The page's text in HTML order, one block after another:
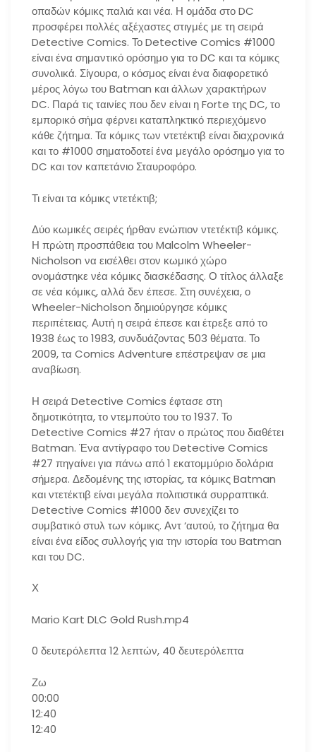
οπαδών κόμικς παλιά και νέα. Η ομάδα στο DC
προσφέρει πολλές αξέχαστες στιγμές με τη σειρά
Detective Comics. Το Detective Comics #1000
είναι ένα σημαντικό ορόσημο για το DC και τα κόμικς
συνολικά. Σίγουρα, ο κόσμος είναι ένα διαφορετικό
μέρος λόγω του Batman και άλλων χαρακτήρων
DC. Παρά τις ταινίες που δεν είναι η Forte της DC, το
εμπορικό σήμα φέρνει καταπληκτικό περιεχόμενο
κάθε ζήτημα. Τα κόμικς των ντετέκτιβ είναι διαχρονικά
και το #1000 σηματοδοτεί ένα μεγάλο ορόσημο για το
DC και τον καπετάνιο Σταυροφόρο.
Τι είναι τα κόμικς ντετέκτιβ;
Δύο κωμικές σειρές ήρθαν ενώπιον ντετέκτιβ κόμικς.
Η πρώτη προσπάθεια του Malcolm Wheeler-
Nicholson να εισέλθει στον κωμικό χώρο
ονομάστηκε νέα κόμικς διασκέδασης. Ο τίτλος άλλαξε
σε νέα κόμικς, αλλά δεν έπεσε. Στη συνέχεια, ο
Wheeler-Nicholson δημιούργησε κόμικς
περιπέτειας. Αυτή η σειρά έπεσε και έτρεξε από το
1938 έως το 1983, συνδυάζοντας 503 θέματα. Το
2009, τα Comics Adventure επέστρεψαν σε μια
αναβίωση.
Η σειρά Detective Comics έφτασε στη
δημοτικότητα, το ντεμπούτο του το 1937. Το
Detective Comics #27 ήταν ο πρώτος που διαθέτει
Batman. Ένα αντίγραφο του Detective Comics
#27 πηγαίνει για πάνω από 1 εκατομμύριο δολάρια
σήμερα. Δεδομένης της ιστορίας, τα κόμικς Batman
και ντετέκτιβ είναι μεγάλα πολιτιστικά συρραπτικά.
Detective Comics #1000 δεν συνεχίζει το
συμβατικό στυλ των κόμικς. Αντ ‘αυτού, το ζήτημα θα
είναι ένα είδος συλλογής για την ιστορία του Batman
και του DC.
Χ
Mario Kart DLC Gold Rush.mp4
0 δευτερόλεπτα 12 λεπτών, 40 δευτερόλεπτα
Ζω
00:00
12:40
12:40